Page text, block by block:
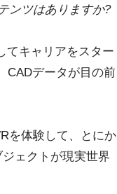
ンツはありますか?
てキャリアをスター
CADデータが目の前
を体験して、とにか
ェクトが現実世界